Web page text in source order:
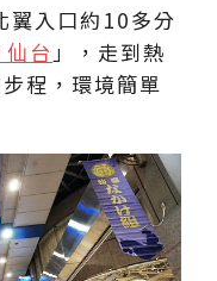
翼入口約10多分
台 」，走到熱
程，環境簡單